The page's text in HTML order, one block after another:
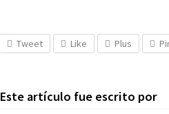
Tweet Like Plus
Este artículo fue escrito por